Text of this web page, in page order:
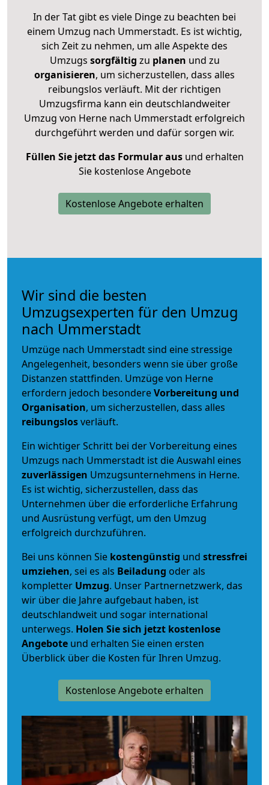
In der Tat gibt es viele Dinge zu beachten bei
einem Umzug nach Ummerstadt. Es ist wichtig,
sich Zeit zu nehmen, um alle Aspekte des
Umzugs sorgfältig zu planen und zu
organisieren, um sicherzustellen, dass alles
reibungslos verläuft. Mit der richtigen
Umzugsfirma kann ein deutschlandweiter
Umzug von Herne nach Ummerstadt erfolgreich
durchgeführt werden und dafür sorgen wir.
Füllen Sie jetzt das Formular ausund erhalten
Sie kostenlose Angebote
Kostenlose Angebote erhalten
Wir sind die besten
Umzugsexperten für den Umzug
nach Ummerstadt
Umzüge nach Ummerstadt sind eine stressige
Angelegenheit, besonders wenn sie über große
Distanzen stattfinden. Umzüge von Herne
erfordern jedoch besondereVorbereitung und
Organisation, um sicherzustellen, dass alles
reibungslosverläuft.
Ein wichtiger Schritt bei der Vorbereitung eines
Umzugs nach Ummerstadt ist die Auswahl eines
zuverlässigen Umzugsunternehmens in Herne.
Es ist wichtig, sicherzustellen, dass das
Unternehmen über die erforderliche Erfahrung
und Ausrüstung verfügt, um den Umzug
erfolgreich durchzuführen.
Bei uns können Sie kostengünstig und stressfrei
umziehen, sei es als Beiladung oder als
kompletter Umzug. Unser Partnernetzwerk, das
wir über die Jahre aufgebaut haben, ist
deutschlandweit und sogar international
unterwegs. Holen Sie sich jetzt kostenlose
Angebote und erhalten Sie einen ersten
Überblick über die Kosten für Ihren Umzug.
Kostenlose Angebote erhalten